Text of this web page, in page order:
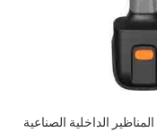
الداخلية الصناعية